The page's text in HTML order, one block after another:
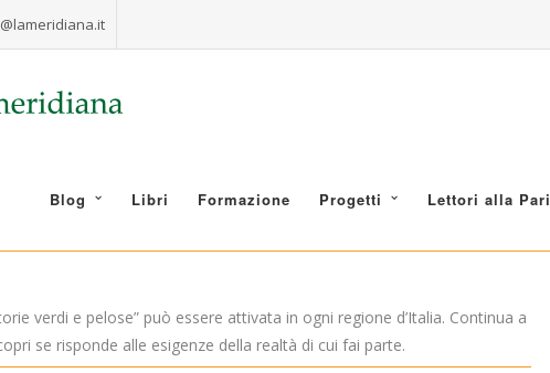
Blog Libri Formazione Progetti Lettori alla Pari
verdi e pelose” può essere attivata in ogni regione d’Italia. Continua a
se risponde alle esigenze della realtà di cui fai parte.